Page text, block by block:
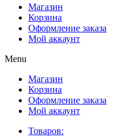
Магазин
Корзина
Оформление заказа
Мой аккаунт
Menu
Магазин
Корзина
Оформление заказа
Мой аккаунт
Товаров: